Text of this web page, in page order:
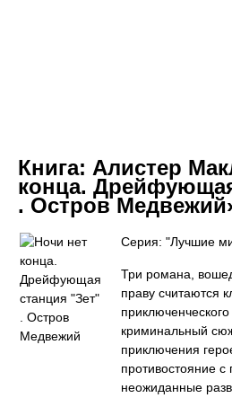
Книга: Алистер
конца.
. Остров
Серия: "Лучшие
Три романа,
праву считаются
криминальный
приключения
противостояние с
неожиданные